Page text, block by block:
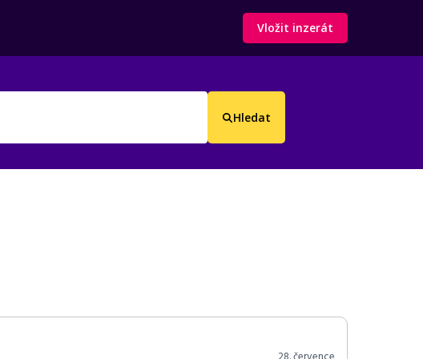
Vložit inzerát
Hledat
28. července